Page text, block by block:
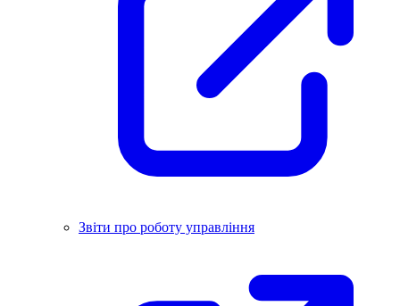
Звіти про роботу управління